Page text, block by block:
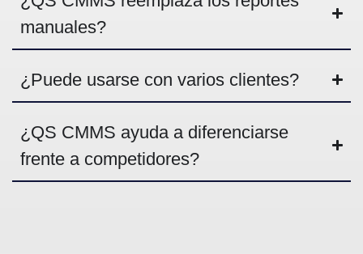
manuales?
¿ Puede usarse con varios clientes?
¿ QS CMMS ayuda a diferenciarse
frente a competidores?